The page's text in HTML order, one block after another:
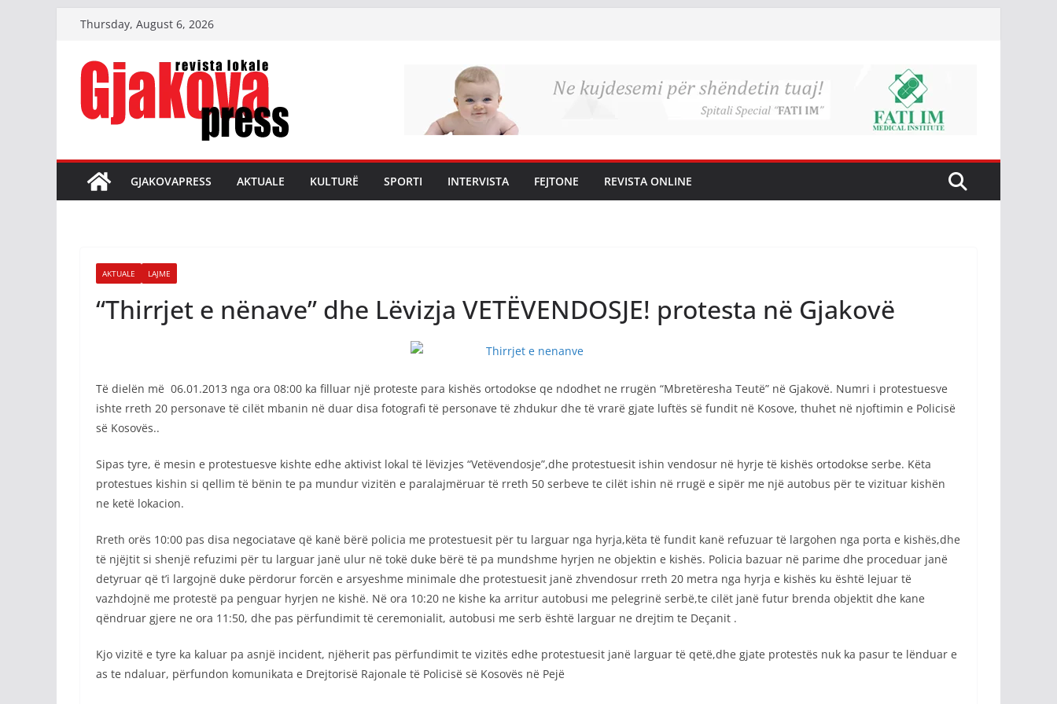
content
Thursday, August 6, 2026
GJAKOVAPRESS AKTUALE KULTURË SPORTI INTERVISTA FEJTONE REVISTA ONLINE
AKTUALE LAJME
“Thirrjet e nënave” dhe Lëvizja VETËVENDOSJE! protesta në Gjakovë
Të dielën më 06.01.2013 nga ora 08:00 ka filluar një proteste para kishës ortodokse qe ndodhet ne rrugën “Mbretëresha Teutë” në Gjakovë. Numri i protestuesve
ishte rreth 20 personave të cilët mbanin në duar disa fotografi të personave të zhdukur dhe të vrarë gjate luftës së fundit në Kosove, thuhet në njoftimin e Policisë
së Kosovës..
Sipas tyre, ë mesin e protestuesve kishte edhe aktivist lokal të lëvizjes “Vetëvendosje”,dhe protestuesit ishin vendosur në hyrje të kishës ortodokse serbe. Këta
protestues kishin si qellim të bënin te pa mundur vizitën e paralajmëruar të rreth 50 serbeve te cilët ishin në rrugë e sipër me një autobus për te vizituar kishën
ne ketë lokacion.
Rreth orës 10:00 pas disa negociatave që kanë bërë policia me protestuesit për tu larguar nga hyrja,këta të fundit kanë refuzuar të largohen nga porta e kishës,dhe
të njëjtit si shenjë refuzimi për tu larguar janë ulur në tokë duke bërë të pa mundshme hyrjen ne objektin e kishës. Policia bazuar në parime dhe proceduar janë
detyruar që t’i largojnë duke përdorur forcën e arsyeshme minimale dhe protestuesit janë zhvendosur rreth 20 metra nga hyrja e kishës ku është lejuar të
vazhdojnë me protestë pa penguar hyrjen ne kishë. Në ora 10:20 ne kishe ka arritur autobusi me pelegrinë serbë,te cilët janë futur brenda objektit dhe kane
qëndruar gjere ne ora 11:50, dhe pas përfundimit të ceremonialit, autobusi me serb është larguar ne drejtim te Deçanit .
Kjo vizitë e tyre ka kaluar pa asnjë incident, njëherit pas përfundimit te vizitës edhe protestuesit janë larguar të qetë,dhe gjate protestës nuk ka pasur te lënduar e
as te ndaluar, përfundon komunikata e Drejtorisë Rajonale të Policisë së Kosovës në Pejë